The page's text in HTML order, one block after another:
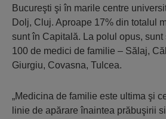
Bucureşti şi în ma­rile centre
Dolj, Cluj. Aproape 17% din tota­lul
sunt în Capitală. La polul opus,
100 de medici de familie – Sălaj,
Giurgiu, Covasna, Tulcea.
„Medicina de familie este ultima şi
linie de apărare înaintea prăbuşirii